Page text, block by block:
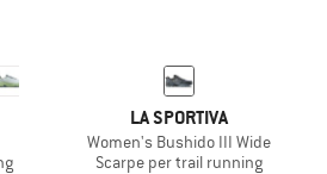
LA SPORTIVA
Women's Bushido III Wide
Scarpe per trail running